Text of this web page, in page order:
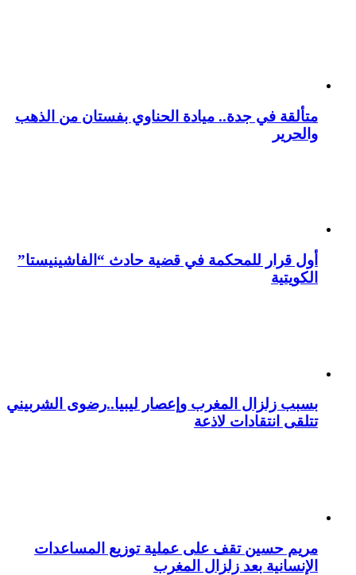
متألقة في جدة.. ميادة الحناوي بفستان من الذهب
والحرير
أول قرار للمحكمة في قضية حادث “الفاشينيستا”
الكويتية
بسبب زلزال المغرب وإعصار ليبيا..رضوى الشربيني
تتلقى انتقادات لاذعة
مريم حسين تقف على عملية توزيع المساعدات
الإنسانية بعد زلزال المغرب